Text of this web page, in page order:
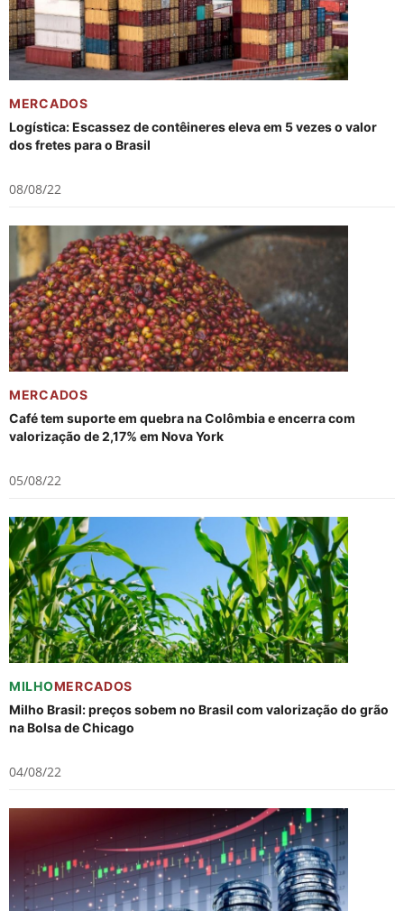
MERCADOS
Logística: Escassez de contêineres eleva em 5 vezes o valor
dos fretes para o Brasil
08/08/22
MERCADOS
Café tem suporte em quebra na Colômbia e encerra com
valorização de 2,17% em Nova York
05/08/22
MILHOMERCADOS
Milho Brasil: preços sobem no Brasil com valorização do grão
na Bolsa de Chicago
04/08/22